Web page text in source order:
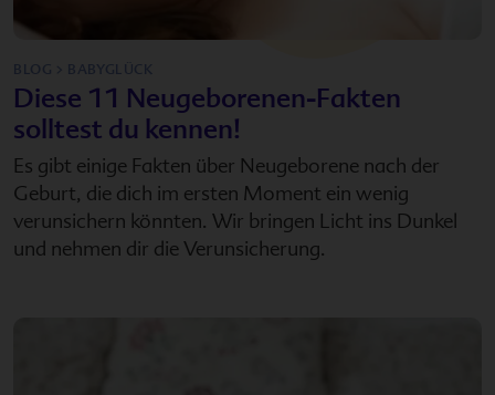
BLOG > BABYGLÜCK
Diese 11 Neugeborenen-Fakten
solltest du kennen!
Es gibt einige Fakten über Neugeborene nach der
Geburt, die dich im ersten Moment ein wenig
verunsichern könnten. Wir bringen Licht ins Dunkel
und nehmen dir die Verunsicherung.